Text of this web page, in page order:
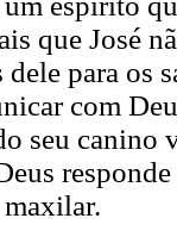
que José
para os
com
seu canino